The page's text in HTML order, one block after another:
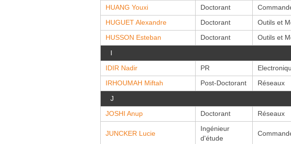
HUANG Youxi Doctorant
HUGUET Alexandre Doctorant Outils et
HUSSON Esteban Doctorant Outils et
I
IDIR Nadir PR
IRHOUMAH Miftah Post-Doctorant Réseaux
J
JOSHI Anup Doctorant Réseaux
JUNCKER Lucie
Ingénieur
d'étude